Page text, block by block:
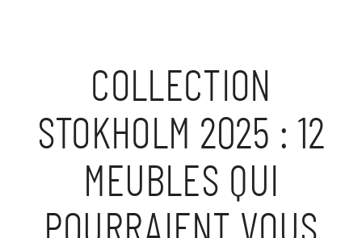
COLLECTION
STOKHOLM 2025 : 12
MEUBLES QUI